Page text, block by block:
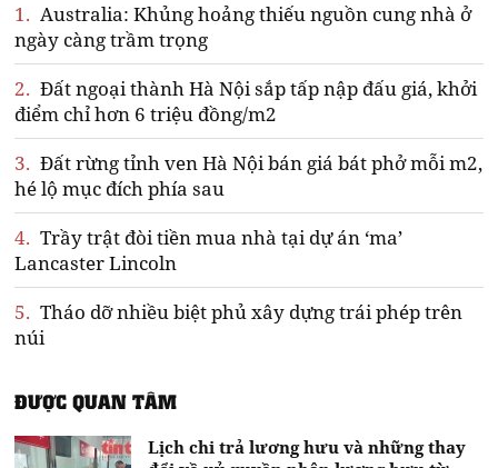
1. Australia: Khủng hoảng thiếu nguồn cung nhà ở
ngày càng trầm trọng
2. Đất ngoại thành Hà Nội sắp tấp nập đấu giá, khởi
điểm chỉ hơn 6 triệu đồng/m2
3. Đất rừng tỉnh ven Hà Nội bán giá bát phở mỗi m2,
hé lộ mục đích phía sau
4. Trầy trật đòi tiền mua nhà tại dự án ‘ma’
Lancaster Lincoln
5. Tháo dỡ nhiều biệt phủ xây dựng trái phép trên
núi
ĐƯỢC QUAN TÂM
Lịch chi trả lương hưu và những thay